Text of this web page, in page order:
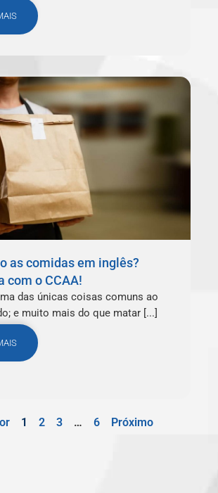
as comidas em inglês?
com o CCAA!
das únicas coisas comuns ao
e muito mais do que matar [...]
1 2 3 … 6 Próximo